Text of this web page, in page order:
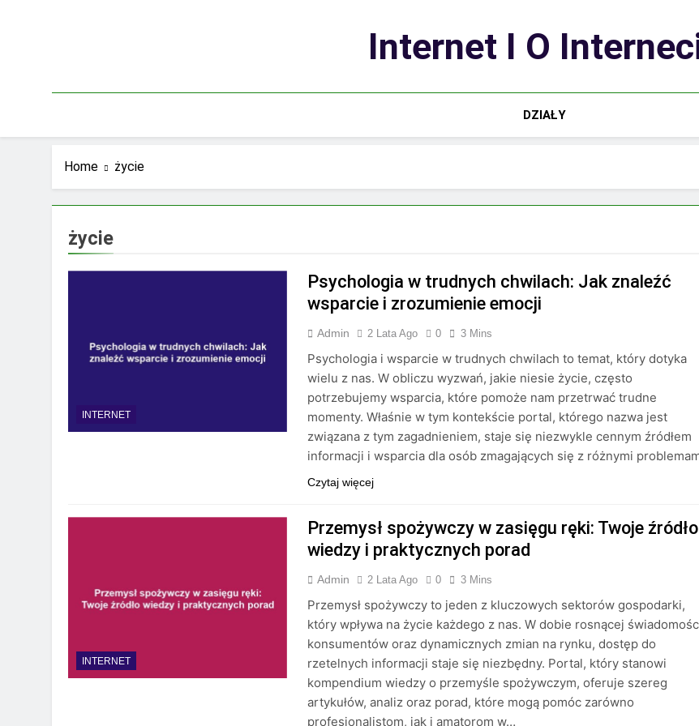
Internet I O
DZIAŁY
Home życie
życie
INTERNET
Psychologia w trudnych chwilach: Jak znaleźć
wsparcie i zrozumienie emocji
Admin 2 Lata Ago 0 3 Mins
Psychologia i wsparcie w trudnych chwilach to temat, który dotyka
wielu z nas. W obliczu wyzwań, jakie niesie życie, często
potrzebujemy wsparcia, które pomoże nam przetrwać trudne
momenty. Właśnie w tym kontekście portal, którego nazwa jest
związana z tym zagadnieniem, staje się niezwykle cennym źródłem
informacji i wsparcia dla osób zmagających się z różnymi
Czytaj więcej
INTERNET
Przemysł spożywczy w zasięgu ręki: Twoje źródło
wiedzy i praktycznych porad
Admin 2 Lata Ago 0 3 Mins
Przemysł spożywczy to jeden z kluczowych sektorów gospodarki,
który wpływa na życie każdego z nas. W dobie rosnącej
konsumentów oraz dynamicznych zmian na rynku, dostęp do
rzetelnych informacji staje się niezbędny. Portal, który stanowi
kompendium wiedzy o przemyśle spożywczym, oferuje szereg
artykułów, analiz oraz porad, które mogą pomóc zarówno
profesjonalistom, jak i amatorom w…